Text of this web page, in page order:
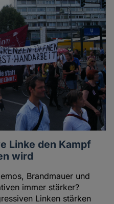
Linke den Kampf
wird
Brandmauer und
immer stärker?
Linken stärken